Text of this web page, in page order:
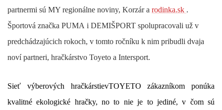
partnermi sú MY regionálne noviny, Korzár a rodinka.sk .
Športová značka PUMA i DEMIŠPORT spolupracovali už v
predchádzajúcich rokoch, v tomto ročníku k nim pribudli dvaja
noví partneri, hračkárstvo Toyeto a Intersport.
Sieť výberových hračkárstievTOYETO zákazníkom ponúka
kvalitné ekologické hračky, no to nie je to jediné, v čom sú